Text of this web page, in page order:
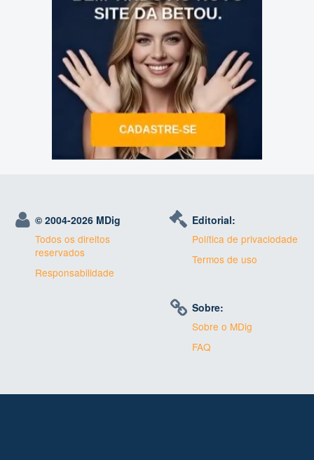
© 2004-2026 MDig
Todos os direitos
reservados
Responsabilidade
Editorial:
Política de privaciodade
Termos de uso
Sobre:
Sobre o MDig
FAQ